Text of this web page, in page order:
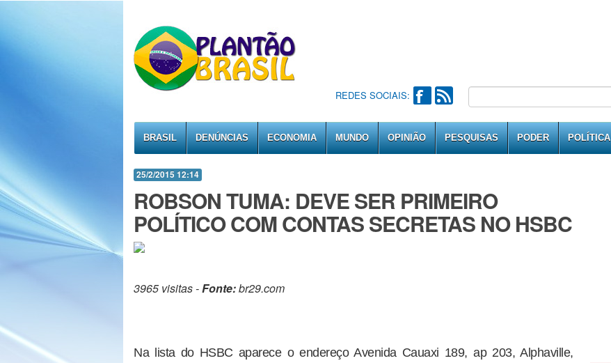
REDES SOCIAIS:
BRASIL DENÚNCIAS ECONOMIA MUNDO OPINIÃO PESQUISAS PODER POLÍTICA
25/2/2015 12:14
ROBSON TUMA: DEVE SER PRIMEIRO
POLÍTICO COM CONTAS SECRETAS NO HSBC
3965 visitas -Fonte:br29.com
Na lista do HSBC aparece o endereço Avenida Cauaxi 189, ap 203, Alphaville,